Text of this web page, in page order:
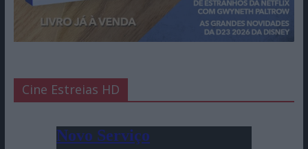
Cine Estreias HD